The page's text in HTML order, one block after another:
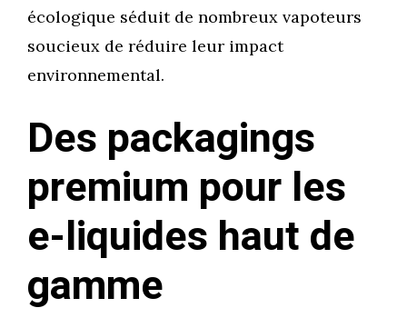
écologique séduit de nombreux vapoteurs
soucieux de réduire leur impact
environnemental.
Des packagings
premium pour les
e-liquides haut de
gamme